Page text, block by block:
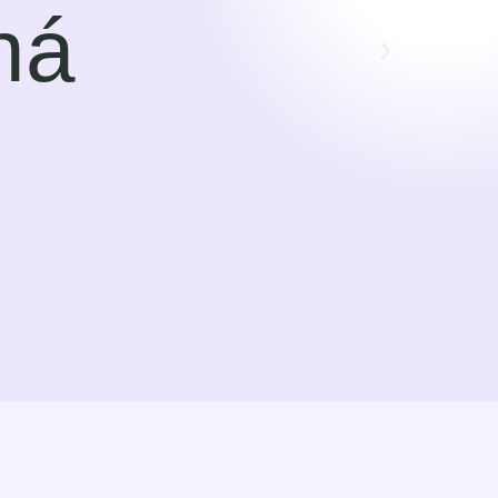
týdnem našeho setkávání.
svoji práci. Nyní je to čas,